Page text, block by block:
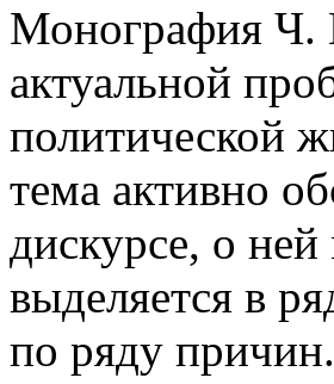
Монография Ч.
актуальной
политической
тема активно
дискурсе, о
выделяется в
по ряду причин.